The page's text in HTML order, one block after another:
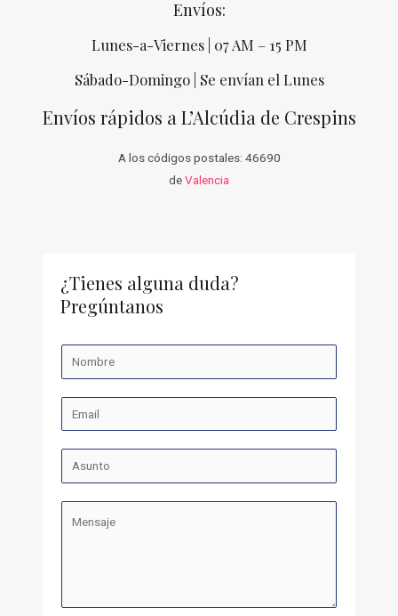
Envíos:
Lunes-a-Viernes | 07 AM – 15 PM
Sábado-Domingo | Se envían el Lunes
Envíos rápidos a L’Alcúdia de Crespins
A los códigos postales: 46690
deValencia
¿Tienes alguna duda?
Pregúntanos